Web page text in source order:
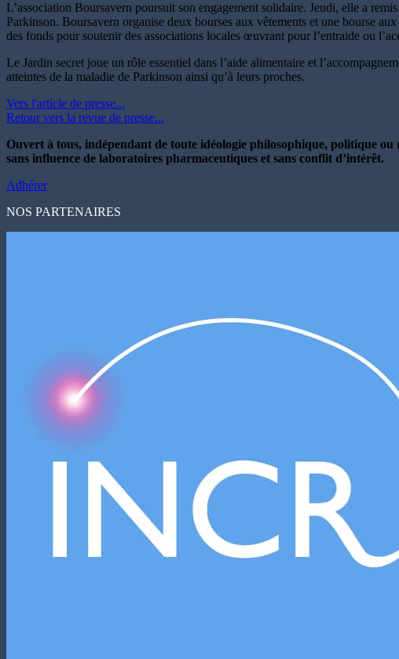
L’association Boursavern poursuit son engagement solidaire. Jeudi, elle a
Parkinson. Boursavern organise deux bourses aux vêtements et une bourse
des fonds pour soutenir des associations locales œuvrant pour l’entraide ou
Le Jardin secret joue un rôle essentiel dans l’aide alimentaire et
atteintes de la maladie de Parkinson ainsi qu’à leurs proches.
Vers l'article de presse...
Retour vers la revue de presse...
Ouvert à tous, indépendant de toute idéologie philosophique, politique ou
sans influence de laboratoires pharmaceutiques et sans conflit d’intérêt.
Adhérer
NOS PARTENAIRES